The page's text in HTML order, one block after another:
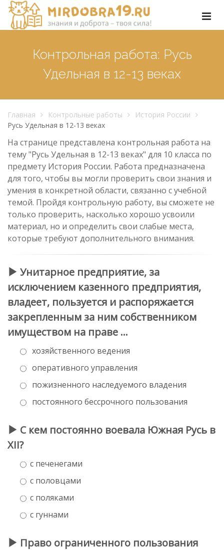
Контрольная работа: Русь
Удельная в 12-13 веках
Главная Контрольные работы
История России
Русь Удельная в 12-13 веках
На странице представлена контрольная работа на
тему "Русь Удельная в 12-13 веках" для 10 класса по
предмету История России. Работа предназначена
для того, чтобы вы могли проверить свои знания и
умения в конкретной области, связанно с учебной
темой. Пройдя контрольную работу, вы сможете не
только проверить, насколько хорошо усвоили
материал, но и определить свои слабые места,
которые требуют дополнительного внимания.
Унитарное предприятие, за
исключением казенного предприятия,
владеет, пользуется и распоряжается
закрепленным за ним собственником
имуществом на праве …
хозяйственного ведения
оперативного управления
пожизненного наследуемого владения
постоянного бессрочного пользования
С кем постоянно воевала Южная Русь в
XII?
с печенегами
с половцами
с поляками
с гуннами
Право ограниченного пользования